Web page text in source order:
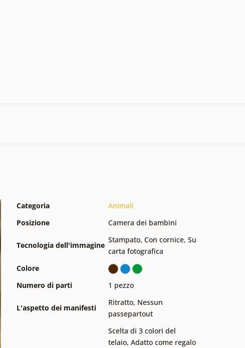
Categoria
Animali
Posizione
Camera dei bambini
Tecnologia dell'immagine
Stampato, Con cornice, Su
carta fotografica
Colore
Numero di parti
1 pezzo
L'aspetto dei manifesti
Ritratto, Nessun
passepartout
Scelta di 3 colori del
telaio, Adatto come regalo